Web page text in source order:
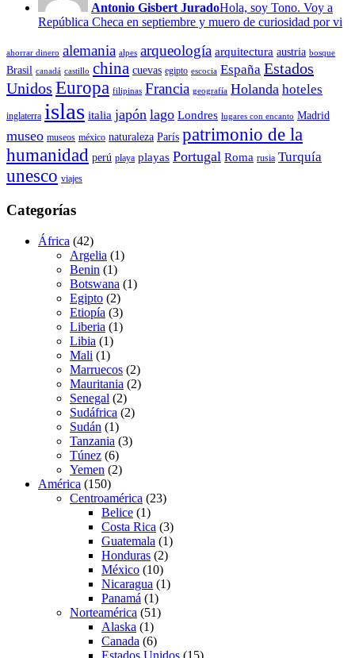
Antonio Gisbert JuradoHola, soy Tono. Voy a
República Checa en septiembre y muero de curiosidad por vi
ahorrar dinero alemania alpes arqueología arquitectura austria bosque
Brasil canadá castillo china cuevas egipto escocia España Estados
Unidos Europa filipinas Francia geografía Holanda hoteles
inglaterra islas italia japón lago Londres lugares con encanto Madrid
museo museos méxico naturaleza París patrimonio de la
humanidad perú playa playas Portugal Roma rusia Turquía
unesco viajes
Categorías
África (42)
Argelia (1)
Benin (1)
Botswana (1)
Egipto (2)
Etiopía (3)
Liberia (1)
Libia (1)
Mali (1)
Marruecos (2)
Mauritania (2)
Senegal (2)
Sudáfrica (2)
Sudán (1)
Tanzania (3)
Túnez (6)
Yemen (2)
América (150)
Centroamérica (23)
Belice (1)
Costa Rica (3)
Guatemala (1)
Honduras (2)
México (10)
Nicaragua (1)
Panamá (1)
Norteamérica (51)
Alaska (1)
Canada (6)
Estados Unidos (15)